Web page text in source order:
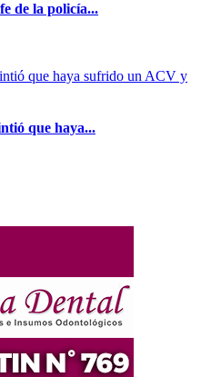
de la policía...
que haya...